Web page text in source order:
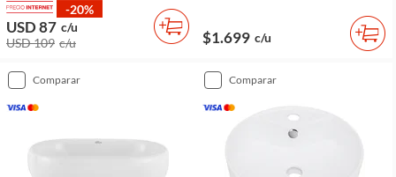
-20%
USD 87 c/u
USD 109 c/u $1.699 c/u
comparar comparar